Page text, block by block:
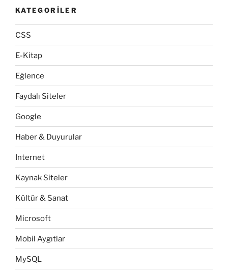
KATEGORILER
CSS
E-Kitap
Eğlence
Faydalı Siteler
Google
Haber & Duyurular
Internet
Kaynak Siteler
Kültür & Sanat
Microsoft
Mobil Aygıtlar
MySQL